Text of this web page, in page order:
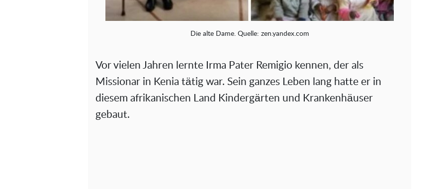
Die alte Dame. Quelle: zen.yandex.com
Vor vielen Jahren lernte Irma Pater Remigio kennen, der als
Missionar in Kenia tätig war. Sein ganzes Leben lang hatte er in
diesem afrikanischen Land Kindergärten und Krankenhäuser
gebaut.